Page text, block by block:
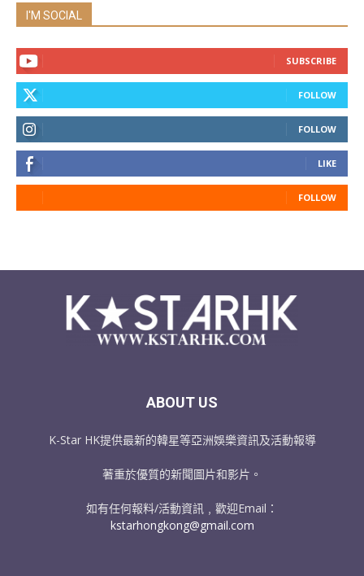
I'M SOCIAL
SUBSCRIBE
FOLLOW
FOLLOW
LIKE
FOLLOW
ABOUT US
K-Star HK提供最新的韓星等亞洲娛樂資訊及活動報導
著重於優質的新聞圖片和影片。
如有任何報料/活動資訊﹐歡迎Email：
kstarhongkong@gmail.com